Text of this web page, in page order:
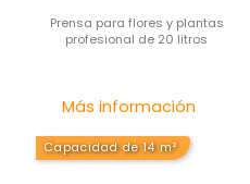
base
Prensa para flores y plantas
profesional de 20 litros
Más información
Capacidad de 14 m²